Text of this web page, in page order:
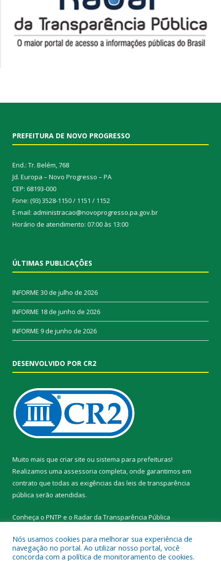
PREFEITURA DE NOVO PROGRESSO
End.: Tr. Belém, 768
Jd. Europa – Novo Progresso – PA
CEP: 68193-000
Fone: (93) 3528-1150 / 1151 / 1152
E-mail: administracao@novoprogresso.pa.gov.br
Horário de atendimento: 07:00 às 13:00
ÚLTIMAS PUBLICAÇÕES
INFORME 30 de julho de 2026
INFORME 18 de junho de 2026
INFORME 9 de junho de 2026
DESENVOLVIDO POR CR2
Muito mais que criar site ou sistema para prefeituras!
Realizamos uma assessoria completa, onde garantimos em
contrato que todas as exigências das leis de transparência
pública serão atendidas.
Conheça o PNTP e o Radar da Transparência Pública
Nós usamos cookies para melhorar sua experiência de
navegação no portal. Ao utilizar nosso portal, você
concorda com a política de monitoramento de cookies.